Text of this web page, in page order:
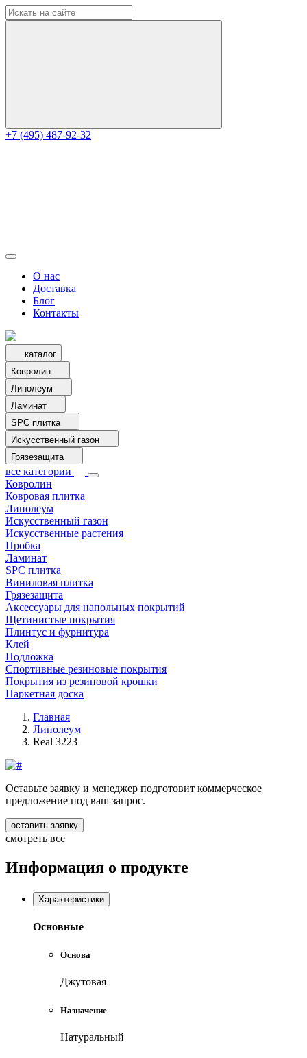
+7 (495) 487-92-32
О нас
Доставка
Блог
Контакты
каталог
Ковролин
Линолеум
Ламинат
SPC плитка
Искусственный газон
Грязезащита
все категории
Ковролин
Ковровая плитка
Линолеум
Искусственный газон
Искусственные растения
Пробка
Ламинат
SPC плитка
Виниловая плитка
Грязезащита
Аксессуары для напольных покрытий
Щетинистые покрытия
Плинтус и фурнитура
Клей
Подложка
Спортивные резиновые покрытия
Покрытия из резиновой крошки
Паркетная доска
Главная
Линолеум
Real 3223
Оставьте заявку и менеджер подготовит коммерческое
предложение под ваш запрос.
оставить заявку
смотреть все
Информация о продукте
Характеристики
Основные
Основа
Джутовая
Назначение
Натуральный